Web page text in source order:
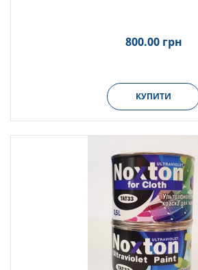
800.00 грн
КУПИТИ